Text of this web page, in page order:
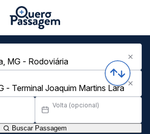
Volta (opcional)
Buscar Passagem